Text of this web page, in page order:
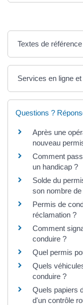
Textes de référence
Services en ligne
Questions ?
Après une
nouveau
Comment
un handicap ?
Solde du
son nombre
Permis de
réclamation ?
Comment
conduire ?
Quel permis
Quels
conduire ?
Quels papiers
d'un contrôle